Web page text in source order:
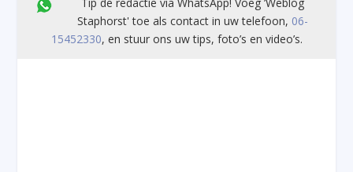
Staphorst' toe als contact in uw telefoon, 06-
15452330, en stuur ons uw tips, foto’s en video’s.